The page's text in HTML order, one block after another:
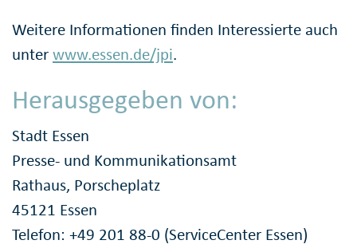
Weitere Informationen finden Interessierte auch
unterwww.essen.de/jpi.
Herausgegeben von:
Stadt Essen
Presse- und Kommunikationsamt
Rathaus, Porscheplatz
45121 Essen
Telefon: +49 201 88-0 (ServiceCenter Essen)